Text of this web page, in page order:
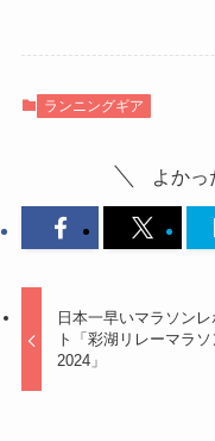
ランニングギア
よかっ
日本一早いマラソンレ
ト「彩湖リレーマラソ
2024」